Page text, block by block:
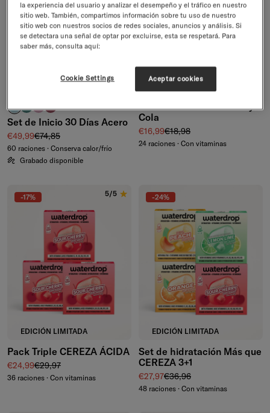
turquesa pastel
azul petróleo
rosa pastel
rosa
+5
Set de Inicio 30 Días Acero
Precio de venta
€49,99Precio normal
€74,85
60 raciones · Conserva calor/frío
Grabado disponible
EDICIÓN LIMITADA
Set de hidratación Cherry
Cola
Precio de venta
€16,99Precio normal
€18,98
24 raciones · Con vitaminas
-17%
EDICIÓN LIMITADA
5/5
Pack Triple CEREZA ÁCIDA
Precio de venta
€24,99Precio normal
€29,97
36 raciones · Con vitaminas
-24%
EDICIÓN LIMITADA
Set de hidratación Más que
CEREZA 3+1
Precio de venta
€27,97Precio normal
€36,96
48 raciones · Con vitaminas
la experiencia del usuario y analizar el desempeño y el tráfico en nuestro
sitio web. También, compartimos información sobre tu uso de nuestro
sitio web con nuestros socios de redes sociales, anuncios y análisis. Si
se detectara una señal de optar por excluirse, esta se respetará. Para
saber más, consulta aquí:
Aceptar cookies
Cookie Settings